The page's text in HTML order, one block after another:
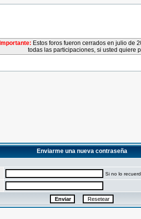
Importante: Estos foros fueron cerrados en julio de
todas las participaciones, si usted quiere
Enviarme una nueva contraseña
Si no lo